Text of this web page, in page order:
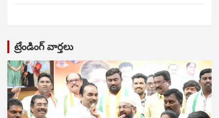
ట్రేండింగ్ వార్తలు